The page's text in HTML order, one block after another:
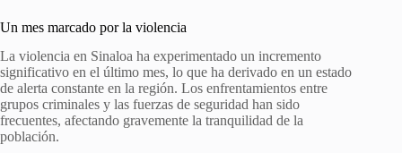
Un mes marcado por la violencia
La violencia en Sinaloa ha experimentado un incremento
significativo en el último mes, lo que ha derivado en un estado
de alerta constante en la región. Los enfrentamientos entre
grupos criminales y las fuerzas de seguridad han sido
frecuentes, afectando gravemente la tranquilidad de la
población.